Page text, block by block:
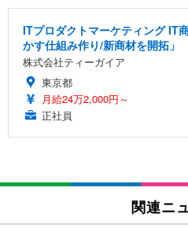
ITプロダクトマーケティング IT
かす仕組み作り/新商材を開拓」
株式会社ティーガイア
東京都
月給24万2,000円～
正社員
関連ニ